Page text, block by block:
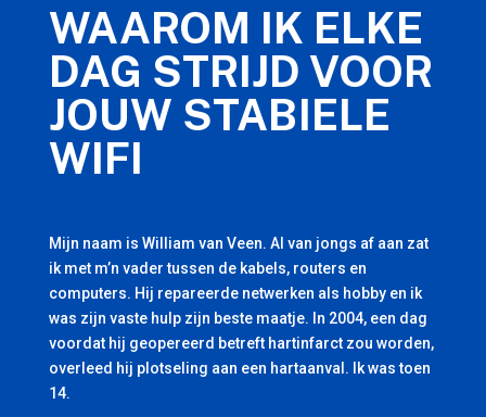
WAAROM IK ELKE
DAG STRIJD VOOR
JOUW STABIELE
WIFI
Mijn naam is William van Veen. Al van jongs af aan zat
ik met m’n vader tussen de kabels, routers en
computers. Hij repareerde netwerken als hobby en ik
was zijn vaste hulp zijn beste maatje. In 2004, een dag
voordat hij geopereerd betreft hartinfarct zou worden,
overleed hij plotseling aan een hartaanval. Ik was toen
14.